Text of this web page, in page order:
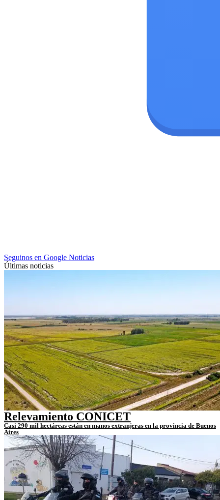
Seguinos en Google Noticias
Últimas noticias
Relevamiento CONICET
Casi 290 mil hectáreas están en manos extranjeras en la provincia de Buenos
Aires